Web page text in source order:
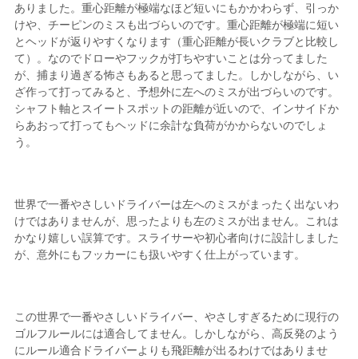
ありました。重心距離が極端なほど短いにもかかわらず、引っか
けや、チーピンのミスも出づらいのです。重心距離が極端に短い
とヘッドが返りやすくなります（重心距離が長いクラブと比較し
て）。なのでドローやフックが打ちやすいことは分ってました
が、捕まり過ぎる怖さもあると思ってました。しかしながら、い
ざ作って打ってみると、予想外に左へのミスが出づらいのです。
シャフト軸とスイートスポットの距離が近いので、インサイドか
らあおって打ってもヘッドに余計な負荷がかからないのでしょ
う。
世界で一番やさしいドライバーは左へのミスがまったく出ないわ
けではありませんが、思ったよりも左のミスが出ません。これは
かなり嬉しい誤算です。スライサーや初心者向けに設計しました
が、意外にもフッカーにも扱いやすく仕上がっています。
この世界で一番やさしいドライバー、やさしすぎるために現行の
ゴルフルールには適合してません。しかしながら、高反発のよう
にルール適合ドライバーよりも飛距離が出るわけではありませ